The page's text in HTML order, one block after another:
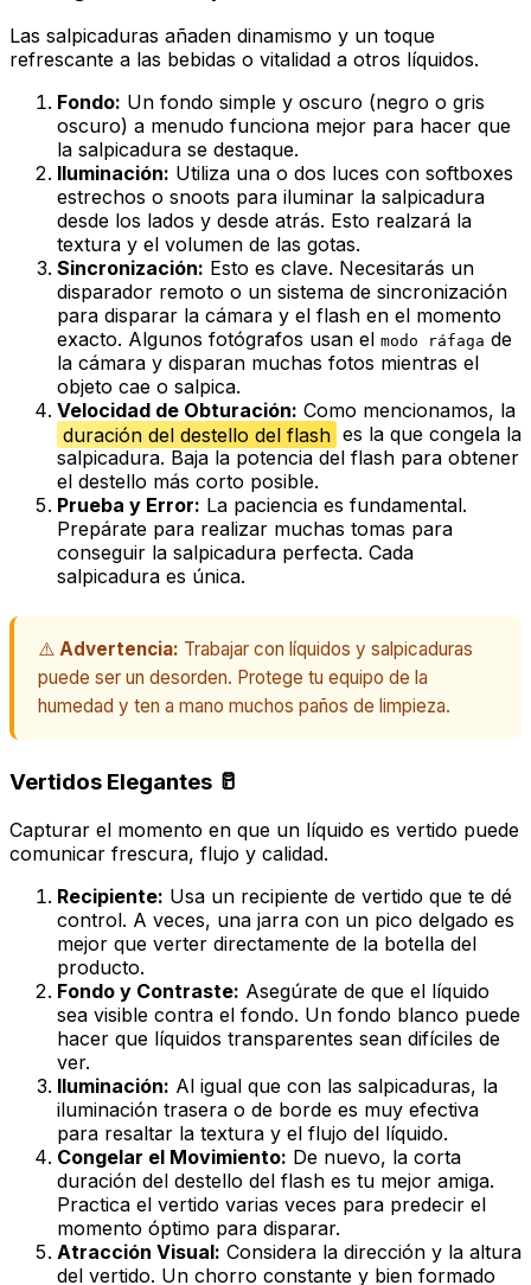
Las salpicaduras añaden dinamismo y un toque
refrescante a las bebidas o vitalidad a otros líquidos.
Fondo: Un fondo simple y oscuro (negro o gris
oscuro) a menudo funciona mejor para hacer que
la salpicadura se destaque.
Iluminación: Utiliza una o dos luces con softboxes
estrechos o snoots para iluminar la salpicadura
desde los lados y desde atrás. Esto realzará la
textura y el volumen de las gotas.
Sincronización: Esto es clave. Necesitarás un
disparador remoto o un sistema de sincronización
para disparar la cámara y el flash en el momento
exacto. Algunos fotógrafos usan el modo ráfaga de
la cámara y disparan muchas fotos mientras el
objeto cae o salpica.
Velocidad de Obturación: Como mencionamos, la
duración del destello del flash es la que congela la
salpicadura. Baja la potencia del flash para obtener
el destello más corto posible.
Prueba y Error: La paciencia es fundamental.
Prepárate para realizar muchas tomas para
conseguir la salpicadura perfecta. Cada
salpicadura es única.
⚠️ Advertencia: Trabajar con líquidos y salpicaduras
puede ser un desorden. Protege tu equipo de la
humedad y ten a mano muchos paños de limpieza.
Vertidos Elegantes 🥛
Capturar el momento en que un líquido es vertido puede
comunicar frescura, flujo y calidad.
Recipiente: Usa un recipiente de vertido que te dé
control. A veces, una jarra con un pico delgado es
mejor que verter directamente de la botella del
producto.
Fondo y Contraste: Asegúrate de que el líquido
sea visible contra el fondo. Un fondo blanco puede
hacer que líquidos transparentes sean difíciles de
ver.
Iluminación: Al igual que con las salpicaduras, la
iluminación trasera o de borde es muy efectiva
para resaltar la textura y el flujo del líquido.
Congelar el Movimiento: De nuevo, la corta
duración del destello del flash es tu mejor amiga.
Practica el vertido varias veces para predecir el
momento óptimo para disparar.
Atracción Visual: Considera la dirección y la altura
del vertido. Un chorro constante y bien formado